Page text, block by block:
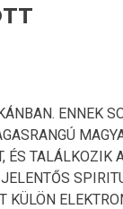
ENNEK
ÉS TALÁLKOZIK
KÜLÖN